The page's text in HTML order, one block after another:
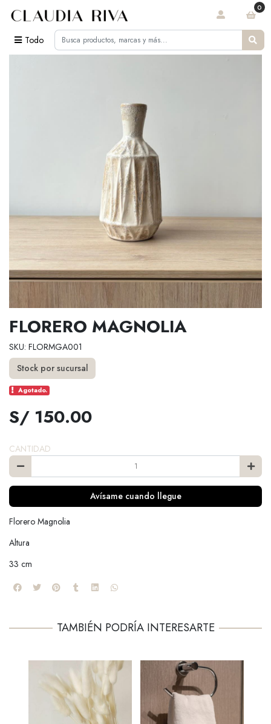
Todo
0
FLORERO MAGNOLIA
SKU: FLORMGA001
Stock por sucursal
Agotado.
S/ 150.00
CANTIDAD
Avísame cuando llegue
Florero Magnolia
Altura
33 cm
TAMBIÉN PODRÍA INTERESARTE